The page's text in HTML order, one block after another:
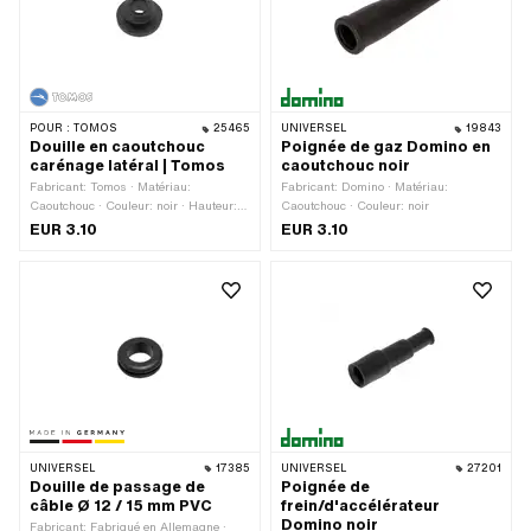
POUR : TOMOS 25465
Douille en caoutchouc
carénage latéral | Tomos
Fabricant: Tomos · Matériau:
Caoutchouc · Couleur: noir · Hauteur:
7.5 mm · Ø passage de câble: 6 mm ·
EUR 3.10
UNIVERSEL 19843
Poignée de gaz Domino en
caoutchouc noir
Fabricant: Domino · Matériau:
Caoutchouc · Couleur: noir
EUR 3.10
UNIVERSEL 17385
Douille de passage de
câble Ø 12 / 15 mm PVC
Fabricant: Fabriqué en Allemagne ·
UNIVERSEL 27201
Poignée de
frein/d'accélérateur
Domino noir